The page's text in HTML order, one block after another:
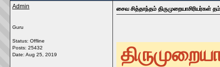
Admin
Guru
Status: Offline
Posts: 25432
Date: Aug 25, 2019
சைவ சித்தாந்தம் திருமுறையாசிரியர்கள்